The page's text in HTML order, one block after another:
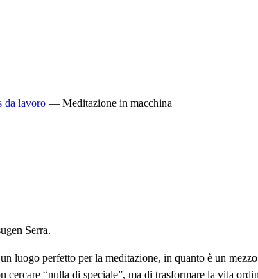
da lavoro — Meditazione in macchina
Serra.
luogo perfetto per la meditazione, in quanto è un
cercare “nulla di speciale”, ma di trasformare la vita